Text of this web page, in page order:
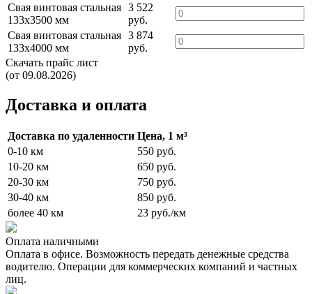
Свая винтовая стальная
133х3500 мм
3 522
руб.
Свая винтовая стальная
133х4000 мм
3 874
руб.
Скачать прайс лист
(от 09.08.2026)
Доставка и оплата
Доставка по удаленности Цена, 1 м³
0-10 км
550 руб.
10-20 км
650 руб.
20-30 км
750 руб.
30-40 км
850 руб.
более 40 км
23 руб./км
Оплата наличными
Оплата в офисе. Возможность передать денежные средства
водителю. Операции для коммерческих компаний и частных
лиц.